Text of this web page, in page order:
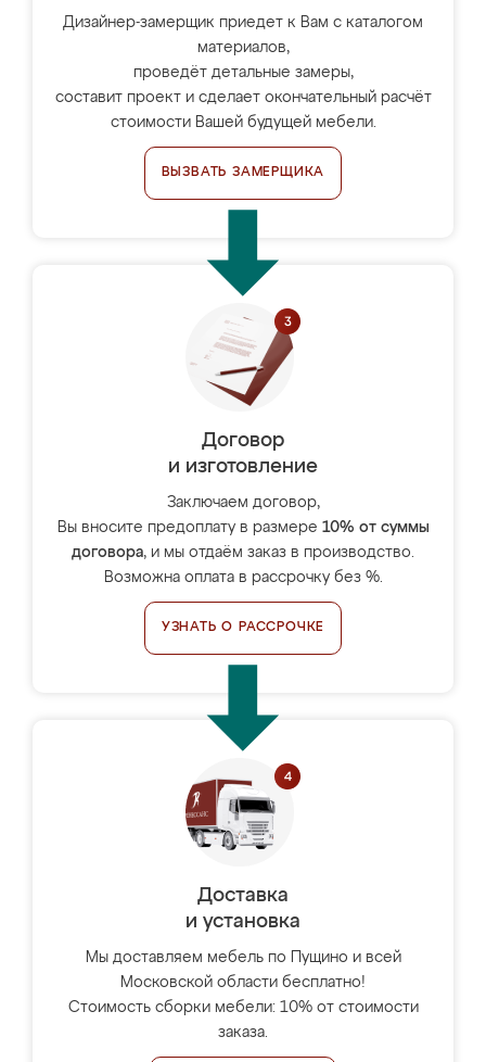
Дизайнер-замерщик приедет к Вам с каталогом
материалов,
проведёт детальные замеры,
составит проект и сделает окончательный расчёт
стоимости Вашей будущей мебели.
ВЫЗВАТЬ ЗАМЕРЩИКА
Договор
и изготовление
Заключаем договор,
Вы вносите предоплату в размере 10% от суммы
договора, и мы отдаём заказ в производство.
Возможна оплата в рассрочку без %.
УЗНАТЬ О РАССРОЧКЕ
Доставка
и установка
Мы доставляем мебель по Пущино и всей
Московской области бесплатно!
Стоимость сборки мебели: 10% от стоимости
заказа.